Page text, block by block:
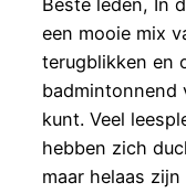
Beste leden, In
een mooie mix
terugblikken en
badmintonnend
kunt. Veel
hebben zich
maar helaas